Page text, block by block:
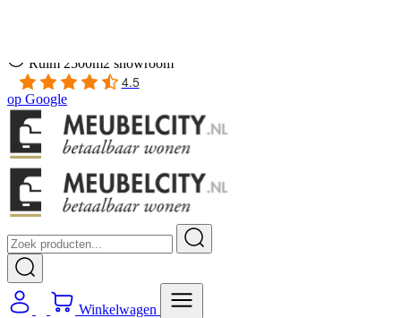
Ruim 2500m2 showroom
4.5
op Google
Winkelwagen